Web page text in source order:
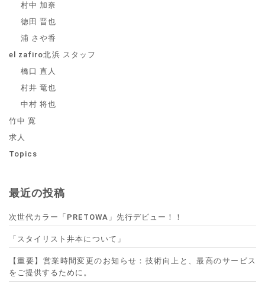
村中 加奈
徳田 晋也
浦 さや香
el zafiro北浜 スタッフ
橋口 直人
村井 竜也
中村 将也
竹中 寛
求人
Topics
最近の投稿
次世代カラー「PRETOWA」先行デビュー！！
「スタイリスト井本について」
【重要】営業時間変更のお知らせ：技術向上と、最高のサービス
をご提供するために。